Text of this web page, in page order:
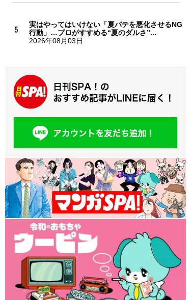
実はやってはいけない「夏バテを悪化させるNG
行動」…プロがすすめる“夏のダルさ”...
2026年08月03日